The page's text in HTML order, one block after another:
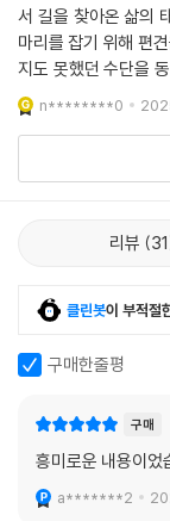
이 책은 한때 노벨물
한 물리학자 브라이
다. 그는 이 대화 속에
견했다. 그들은 학문
이 일어나던 시절은
하고, 초기관, 초국가
었던 것은 사람을 헤
히려 그 속에서 발전
로 소통하고 협력할
리학자들은 원래 그
시행착오를 겪으며 노
하지만 그 어느 때보
사람 간에 벌어지는
이 손쉽게 뒤흔들리
멀리 본다는 것이 무
서 길을 찾아온 삶의
마리를 잡기 위해 편
지도 못했던 수단을
를 보며 많은 걸 느낄
n********0
리뷰 31
클린봇이 부적절
구매한줄평
구매
흥미로운 내용이었
a*******2